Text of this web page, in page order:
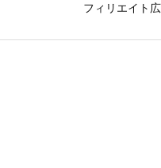
フィリエイト